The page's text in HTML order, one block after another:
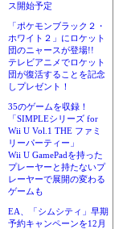
ス開始予定
「ポケモンブラック２・
ホワイト２」にロケット
団のニャースが登場!!
テレビアニメでロケット
団が復活することを記念
しプレゼント！
35のゲームを収録！
「SIMPLEシリーズ for
Wii U Vol.1 THE ファミ
リーパーティー」
Wii U GamePadを持った
プレーヤーと持たないプ
レーヤーで展開の変わる
ゲームも
EA、「シムシティ」早期
予約キャンペーンを12月